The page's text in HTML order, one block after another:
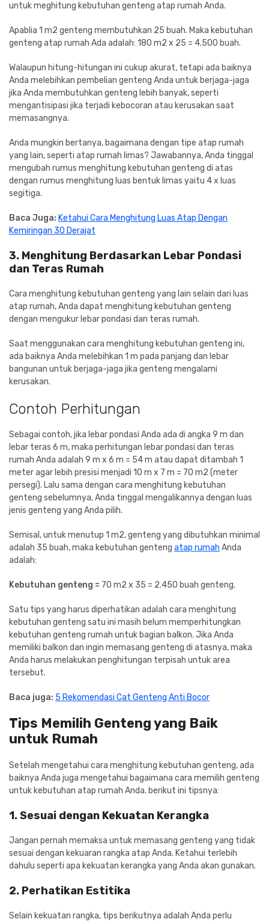
untuk meghitung kebutuhan genteng atap rumah Anda.
Apablia 1 m2 genteng membutuhkan 25 buah. Maka kebutuhan
genteng atap rumah Ada adalah: 180 m2 x 25 = 4.500 buah.
Walaupun hitung-hitungan ini cukup akurat, tetapi ada baiknya
Anda melebihkan pembelian genteng Anda untuk berjaga-jaga
jika Anda membutuhkan genteng lebih banyak, seperti
mengantisipasi jika terjadi kebocoran atau kerusakan saat
memasangnya.
Anda mungkin bertanya, bagaimana dengan tipe atap rumah
yang lain, seperti atap rumah limas? Jawabannya, Anda tinggal
mengubah rumus menghitung kebutuhan genteng di atas
dengan rumus menghitung luas bentuk limas yaitu 4 x luas
segitiga.
Baca Juga: Ketahui Cara Menghitung Luas Atap Dengan
Kemiringan 30 Derajat
3. Menghitung Berdasarkan Lebar Pondasi
dan Teras Rumah
Cara menghitung kebutuhan genteng yang lain selain dari luas
atap rumah, Anda dapat menghitung kebutuhan genteng
dengan mengukur lebar pondasi dan teras rumah.
Saat menggunakan cara menghitung kebutuhan genteng ini,
ada baiknya Anda melebihkan 1 m pada panjang dan lebar
bangunan untuk berjaga-jaga jika genteng mengalami
kerusakan.
Contoh Perhitungan
Sebagai contoh, jika lebar pondasi Anda ada di angka 9 m dan
lebar teras 6 m, maka perhitungan lebar pondasi dan teras
rumah Anda adalah 9 m x 6 m = 54 m atau dapat ditambah 1
meter agar lebih presisi menjadi 10 m x 7 m = 70 m2 (meter
persegi). Lalu sama dengan cara menghitung kebutuhan
genteng sebelumnya, Anda tinggal mengalikannya dengan luas
jenis genteng yang Anda pilih.
Semisal, untuk menutup 1 m2, genteng yang dibutuhkan minimal
adalah 35 buah, maka kebutuhan genteng atap rumah Anda
adalah:
Kebutuhan genteng = 70 m2 x 35 = 2.450 buah genteng.
Satu tips yang harus diperhatikan adalah cara menghitung
kebutuhan genteng satu ini masih belum memperhitungkan
kebutuhan genteng rumah untuk bagian balkon. Jika Anda
memiliki balkon dan ingin memasang genteng di atasnya, maka
Anda harus melakukan penghitungan terpisah untuk area
tersebut.
Baca juga: 5 Rekomendasi Cat Genteng Anti Bocor
Tips Memilih Genteng yang Baik
untuk Rumah
Setelah mengetahui cara menghitung kebutuhan genteng, ada
baiknya Anda juga mengetahui bagaimana cara memilih genteng
untuk kebutuhan atap rumah Anda. berikut ini tipsnya:
1. Sesuai dengan Kekuatan Kerangka
Jangan pernah memaksa untuk memasang genteng yang tidak
sesuai dengan kekuaran rangka atap Anda. Ketahui terlebih
dahulu seperti apa kekuatan kerangka yang Anda akan gunakan.
2. Perhatikan Estitika
Selain kekuatan rangka, tips berikutnya adalah Anda perlu